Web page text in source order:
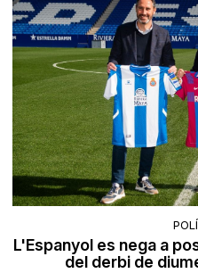
L'Espanyol es nega a
del derbi de